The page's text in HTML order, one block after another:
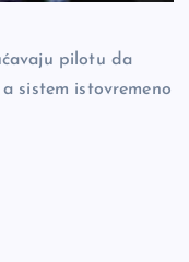
pilotu da
sistem istovremeno